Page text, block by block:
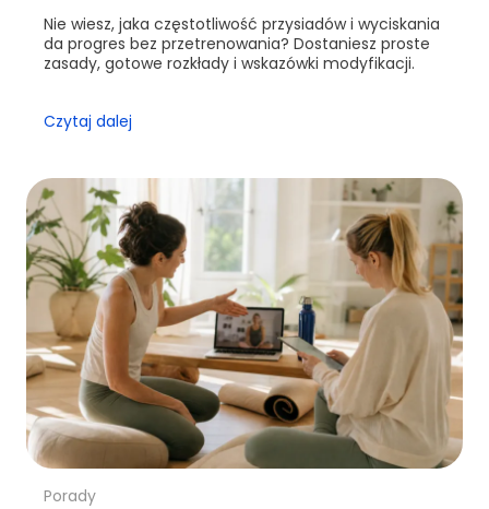
Nie wiesz, jaka częstotliwość przysiadów i wyciskania
da progres bez przetrenowania? Dostaniesz proste
zasady, gotowe rozkłady i wskazówki modyfikacji.
Czytaj dalej
Porady